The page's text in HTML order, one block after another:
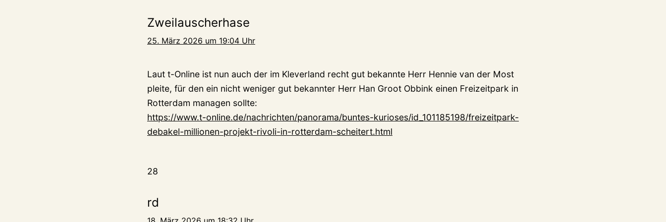
Zweilauscherhase
25. März 2026 um 19:04 Uhr
Laut t-Online ist nun auch der im Kleverland recht gut bekannte Herr Hennie van der Most
pleite, für den ein nicht weniger gut bekannter Herr Han Groot Obbink einen Freizeitpark in
Rotterdam managen sollte:
https://www.t-online.de/nachrichten/panorama/buntes-kurioses/id_101185198/freizeitpark-
debakel-millionen-projekt-rivoli-in-rotterdam-scheitert.html
28
rd